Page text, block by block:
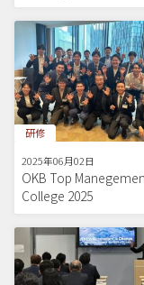
研修
2025年06月02日
OKB Top
College 2025